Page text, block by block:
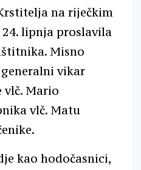
na riječkim
lipnja proslavila
Misno
vikar
vlč. Mario
vlč. Matu
kao hodočasnici,